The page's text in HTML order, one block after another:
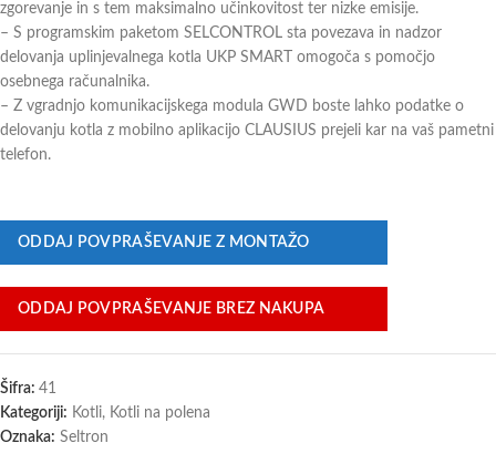
zgorevanje in s tem maksimalno učinkovitost ter nizke emisije.
– S programskim paketom SELCONTROL sta povezava in nadzor
delovanja uplinjevalnega kotla UKP SMART omogoča s pomočjo
osebnega računalnika.
– Z vgradnjo komunikacijskega modula GWD boste lahko podatke o
delovanju kotla z mobilno aplikacijo CLAUSIUS prejeli kar na vaš pametni
telefon.
ODDAJ POVPRAŠEVANJE Z MONTAŽO
ODDAJ POVPRAŠEVANJE BREZ NAKUPA
Šifra: 41
Kategoriji: Kotli, Kotli na polena
Oznaka: Seltron